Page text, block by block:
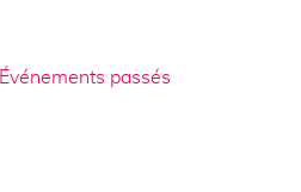
Événements passés